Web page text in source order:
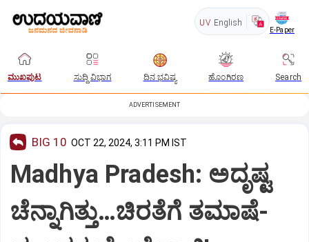
UV English
E-Paper
ಮುಖಪುಟ ಸುದ್ದಿ ವಿಭಾಗ ದಿನ ಭವಿಷ್ಯ ಹೊಂಗಿರಣ Search
ADVERTISEMENT
BIG 10 OCT 22, 2024, 3:11 PM IST
Madhya Pradesh: ಅದೃಷ್ಟ
ಚೆನ್ನಾಗಿತ್ತು…ಚಿರತೆಗೆ ತಮಾಷೆ-